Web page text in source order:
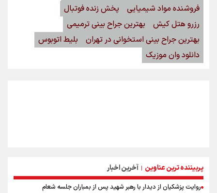
پربیننده ترین عناوین | آخرین اخبار
روایت پزشکیان از دیدار با رهبر شهید پس از بمباران جلسه شعام
فروشنده مواد شیمیایی
پخش زنده فوتبال
رزرو هتل کیش
بهترین جراح بینی ترمیمی
بهترین جراح بینی استخوانی در تهران
بلیط اتوبوس
دانلود وان موزیک